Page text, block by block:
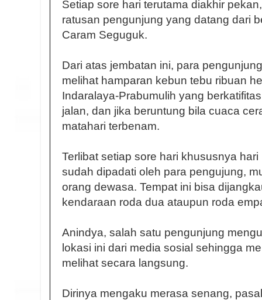
Setiap sore hari terutama diakhir
ratusan pengunjung yang datang dari
Caram Seguguk.
Dari atas jembatan ini, para
melihat hamparan kebun tebu ribuan
Indaralaya-Prabumulih yang
jalan, dan jika beruntung bila cuaca
matahari terbenam.
Terlibat setiap sore hari khususnya
sudah dipadati oleh para pengujung,
orang dewasa. Tempat ini bisa
kendaraan roda dua ataupun roda
Anindya, salah satu pengunjung
lokasi ini dari media sosial sehingga
melihat secara langsung.
Dirinya mengaku merasa senang,